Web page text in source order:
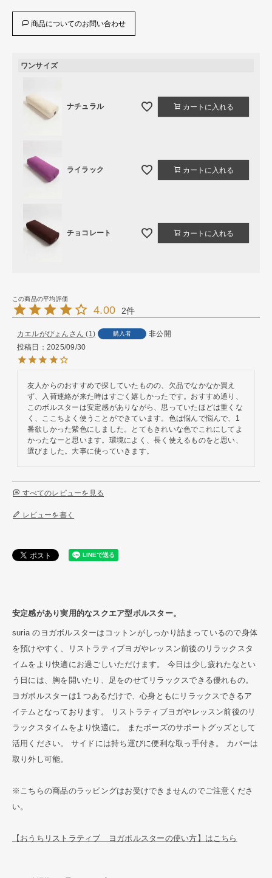
商品についてのお問い合わせ
ワンサイズ
ナチュラル カートに入れる
ライラック カートに入れる
チョコレート カートに入れる
4.00 2
カエルがぴょん 1 購入者
非公開
投稿日
2025/09/30
友人からのおすすめで探していたものの、欠品でなかなか買え
ず、入荷連絡が来た時はすごく嬉しかったです。おすすめ通り、
このボルスターは安定感がありながら、思っていたほどは重くな
く、ここちよく使うことができています。色は悩んで悩んで、1
番欲しかった紫色にしました。とてもきれいな色でこれにしてよ
かったなーと思います。環境によく、長く使えるものをと思い、
選びました。大事に使っていきます。
すべてのレビューを見る
レビューを書く
安定感があり実用的なスクエア型ボルスター。
suria のヨガボルスターはコットンがしっかり詰まっているので身体
を預けやすく、リストラティブヨガやレッスン前後のリラックスタ
イムをより快適にお過ごしいただけます。 今日は少し疲れたなとい
う日には、胸を開いたり、足をのせてリラックスできる優れもの。
ヨガボルスターは1 つあるだけで、心身ともにリラックスできるア
イテムとなっております。 リストラティブヨガやレッスン前後のリ
ラックスタイムをより快適に。 またポーズのサポートグッズとして
活用ください。 サイドには持ち運びに便利な取っ手付き。 カバーは
取り外し可能。
※こちらの商品のラッピングはお受けできませんのでご注意くださ
い。
【おうちリストラティブ ヨガボルスターの使い方】はこちら